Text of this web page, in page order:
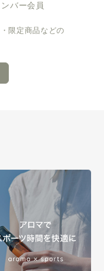
バー会員
限定商品などの